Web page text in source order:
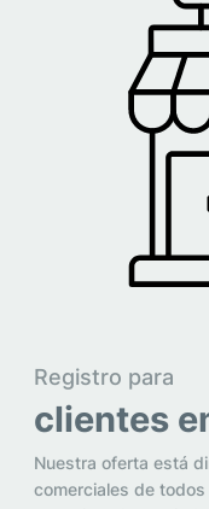
Registro para
clientes
Nuestra oferta está
comerciales de